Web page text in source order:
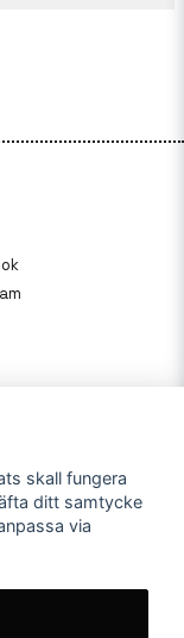
skall fungera
ditt samtycke
via